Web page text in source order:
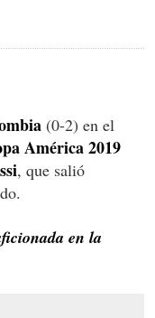
(0-2) en el
América 2019
, que salió
en la